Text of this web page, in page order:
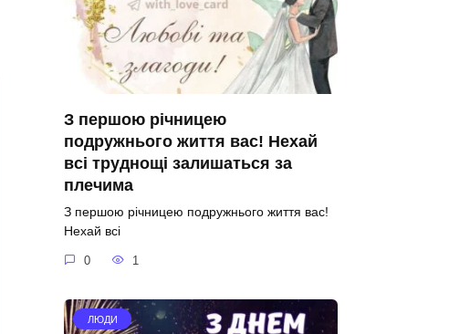
З першою річницею
подружнього життя вас! Нехай
всі труднощі залишаться за
плечима
З першою річницею подружнього життя вас!
Нехай всі
0 1
ЛЮДИ